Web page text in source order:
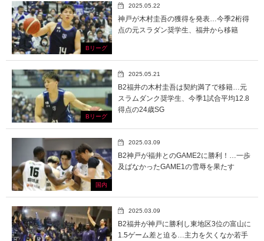
Bリーグ
2025.05.22
神戸が木村圭吾の獲得を発表…今季2桁得
点の元スラダン奨学生、福井から移籍
Bリーグ
2025.05.21
B2福井の木村圭吾は契約満了で移籍…元
スラムダンク奨学生、今季1試合平均12.8
得点の24歳SG
国内
2025.03.09
B2神戸が福井とのGAME2に勝利！…一歩
及ばなかったGAME1の雪辱を果たす
2025.03.09
B2福井が神戸に勝利し東地区3位の富山に
1.5ゲーム差と迫る…主力を欠くなか若手